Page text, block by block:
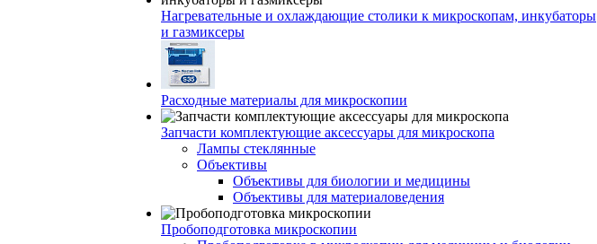
Нагревательные и охлаждающие столики к микроскопам, инкубаторы
и газмиксеры
Расходные материалы для микроскопии
Запчасти комплектующие аксессуары для микроскопа
Лампы стеклянные
Объективы
Объективы для биологии и медицины
Объективы для материаловедения
Пробоподготовка микроскопии